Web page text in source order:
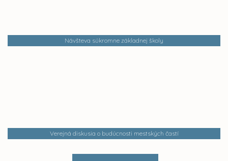
Návšteva súkromne základnej školy
Verejná diskusia o budúcnosti mestských častí